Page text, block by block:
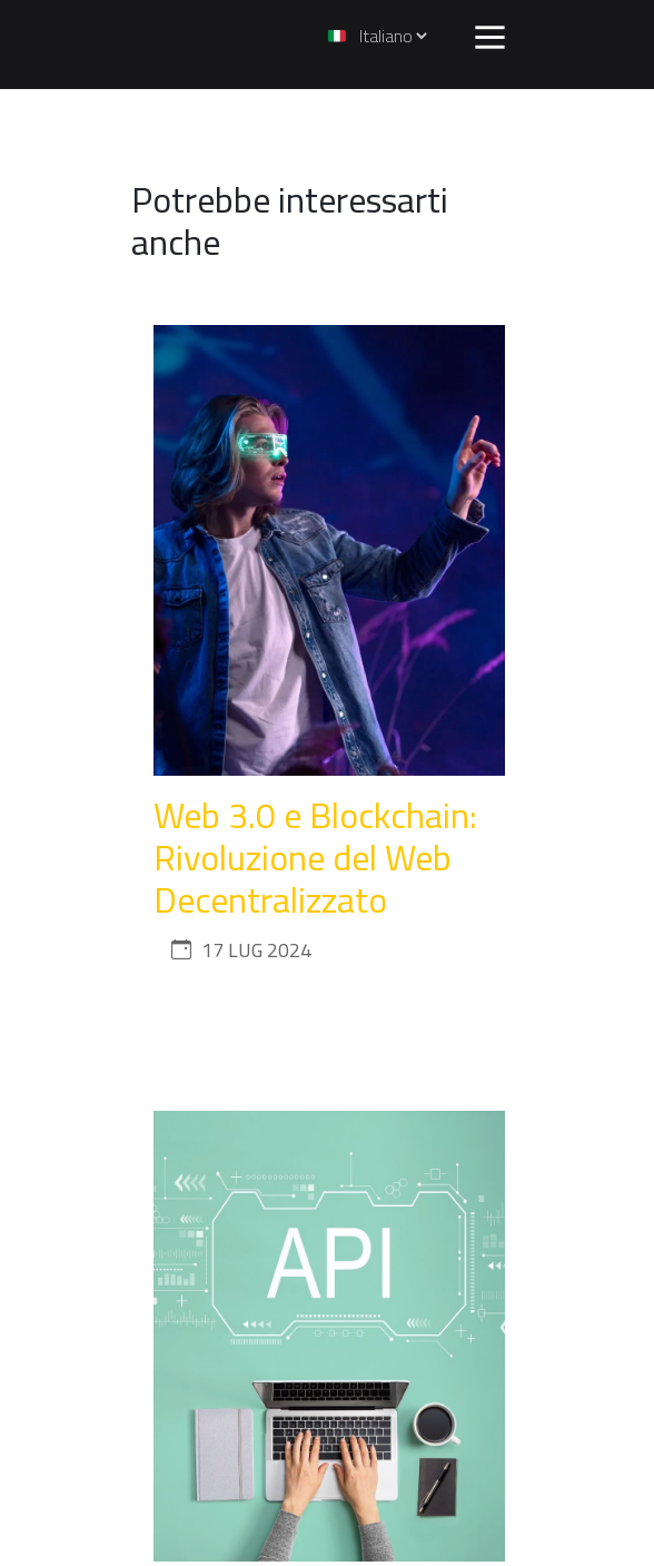
Potrebbe interessarti
anche
Web 3.0 e Blockchain:
Rivoluzione del Web
Decentralizzato
17 LUG 2024